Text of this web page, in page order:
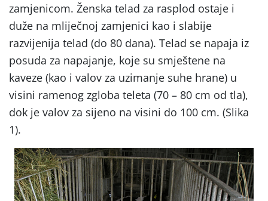
zamjenicom. Ženska telad za rasplod ostaje i
duže na mliječnoj zamjenici kao i slabije
razvijenija telad (do 80 dana). Telad se napaja iz
posuda za napajanje, koje su smještene na
kaveze (kao i valov za uzimanje suhe hrane) u
visini ramenog zgloba teleta (70 – 80 cm od tla),
dok je valov za sijeno na visini do 100 cm. (Slika
1).